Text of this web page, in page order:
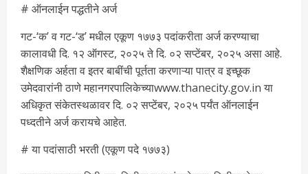
# ऑनलाईन पद्धतीने अर्ज
गट-‘क’ व गट-‘ड’ मधील एकूण १७७३ पदांकरीता अर्ज करण्याचा
कालावधी दि. १२ ऑगस्ट, २०२५ ते दि. ०२ सप्टेंबर, २०२५ असा आहे.
शैक्षणिक अर्हता व इतर बाबींची पूर्तता करणाऱ्या पात्र व इच्छूक
उमेदवारांनी ठाणे महानगरपालिकेच्याwww.thanecity.gov.in या
अधिकृत संकेतस्थळावर दि. ०२ सप्टेंबर, २०२५ पर्यंत ऑनलाईन
पध्दतीने अर्ज करायचे आहेत.
# या पदांसाठी भरती (एकूण पदे १७७३)